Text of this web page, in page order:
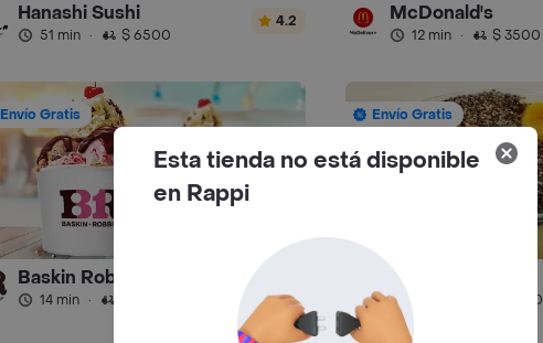
Hanashi Sushi
51 min · $ 6500
4.2 McDonald's
12 min · $ 3500
Envío Gratis
Baskin Robbins
14 min ·
Envío Gratis
Juice Place
$ 6500
Esta tienda no está disponible
en Rappi